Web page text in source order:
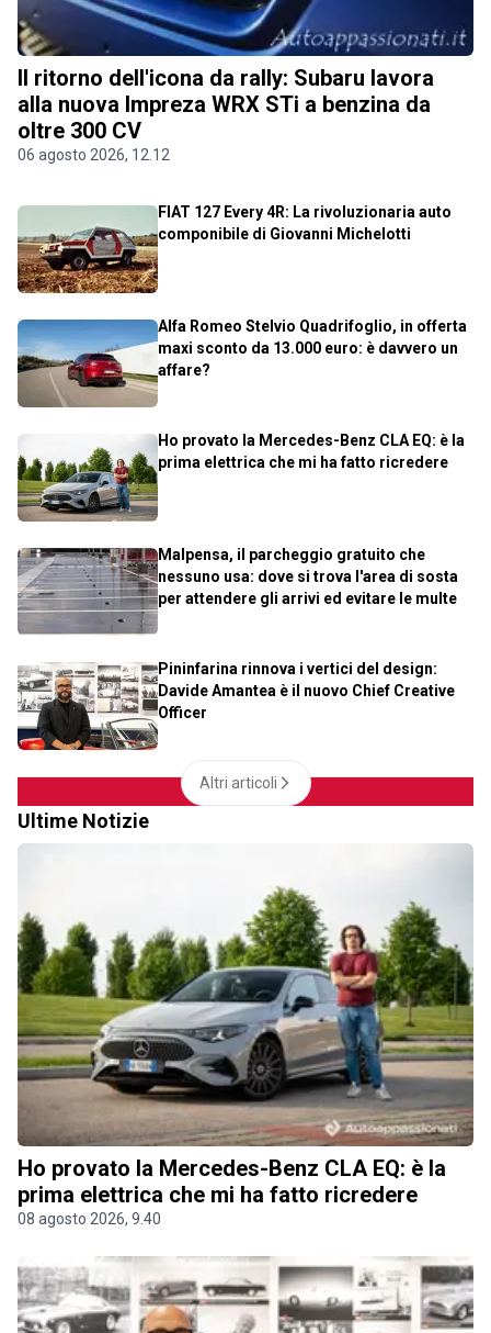
Il ritorno dell'icona da rally: Subaru lavora
alla nuova Impreza WRX STi a benzina da
oltre 300 CV
06 agosto 2026, 12.12
FIAT 127 Every 4R: La rivoluzionaria auto
componibile di Giovanni Michelotti
Alfa Romeo Stelvio Quadrifoglio, in offerta
maxi sconto da 13.000 euro: è davvero un
affare?
Ho provato la Mercedes-Benz CLA EQ: è la
prima elettrica che mi ha fatto ricredere
Malpensa, il parcheggio gratuito che
nessuno usa: dove si trova l'area di sosta
per attendere gli arrivi ed evitare le multe
Pininfarina rinnova i vertici del design:
Davide Amantea è il nuovo Chief Creative
Officer
Altri articoli
Ultime Notizie
Ho provato la Mercedes-Benz CLA EQ: è la
prima elettrica che mi ha fatto ricredere
08 agosto 2026, 9.40